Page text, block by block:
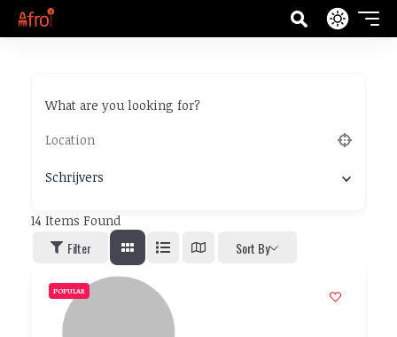
What are you looking for?
Schrijvers
14 Items Found
Filter Sort By
POPULAR